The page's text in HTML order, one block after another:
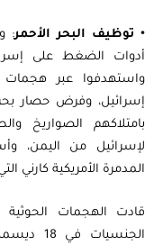
• توظيف البحر الأحمر:
واستهدفوا عبر هجمات
إسرائيل، وفرض حصار
بامتلاكهم الصواريخ
لإسرائيل من اليمن،
المدمرة الأمريكية كارني
قادت الهجمات الحوثية